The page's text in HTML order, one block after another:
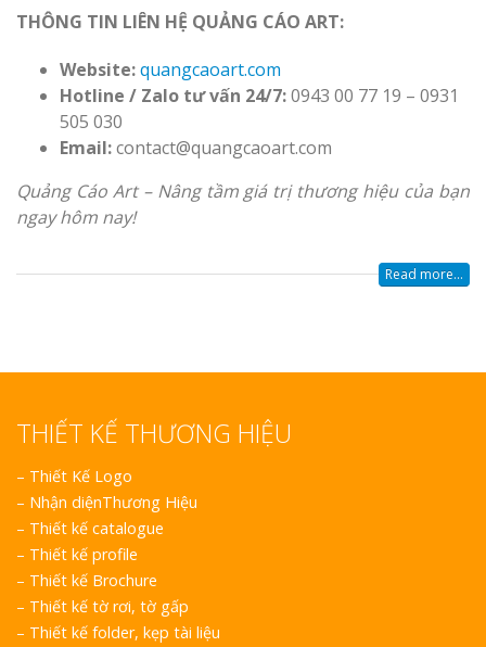
THÔNG TIN LIÊN HỆ QUẢNG CÁO ART:
Website:quangcaoart.com
Hotline / Zalo tư vấn 24/7:0943 00 77 19 – 0931
505 030
Email:contact@quangcaoart.com
Quảng Cáo Art – Nâng tầm giá trị thương hiệu của bạn
ngay hôm nay!
Read more...
THIẾT KẾ THƯƠNG HIỆU
– Thiết Kế Logo
– Nhận diệnThương Hiệu
– Thiết kế catalogue
– Thiết kế profile
– Thiết kế Brochure
– Thiết kế tờ rơi, tờ gấp
– Thiết kế folder, kẹp tài liệu